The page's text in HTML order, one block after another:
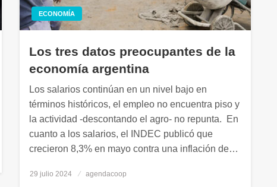
ECONOMÍA
Los tres datos preocupantes de la
economía argentina
Los salarios continúan en un nivel bajo en
términos históricos, el empleo no encuentra piso y
la actividad -descontando el agro- no repunta. En
cuanto a los salarios, el INDEC publicó que
crecieron 8,3% en mayo contra una inflación de…
Publicado
29 julio 2024 agendacoop